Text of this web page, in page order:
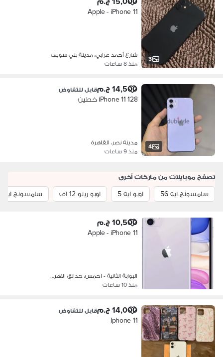
3
Apple - iPhone 11
شارع أحمد عرابي، مدينة بني سويف
منذ 8 ساعات
4
14,500 ج.م قابل للتفاوض
iPhone 11 128 خطين
مدينة نصر، القاهرة
منذ 9 ساعات
تصفح موبايلات من ماركات أخرى
سامسونج ايه 56
اوبو ايه 5 اوبو رينو 12 اف سامسونج ايه 55 5 جي
10,500 ج.م
Apple - iPhone 11
البوابة الثانية - احمس، حدائق الاهر…
منذ 10 ساعات
14,000 ج.م قابل للتفاوض
Iphone 11